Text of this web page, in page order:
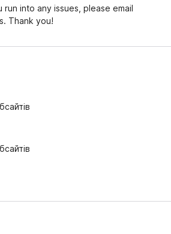
into any issues, please email
Thank you!